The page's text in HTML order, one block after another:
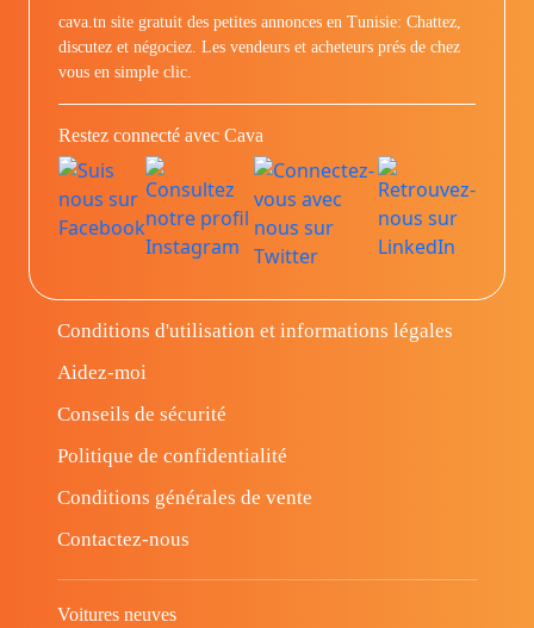
cava.tn site gratuit des petites annonces en Tunisie: Chattez,
discutez et négociez. Les vendeurs et acheteurs prés de chez
vous en simple clic.
Restez connecté avec Cava
Conditions d'utilisation et informations légales
Aidez-moi
Conseils de sécurité
Politique de confidentialité
Conditions générales de vente
Contactez-nous
Voitures neuves